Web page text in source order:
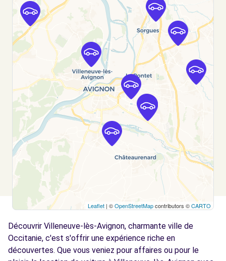
Free2move Rent - SA MIDI AUTO 84 -
MONTFAVET (DS)
7.8
km
350 AVENUE CHARLES VALENTE
MONTFAVET, FR-84, 84140
Voir l'agence
Free2move Rent - BAXA AUTOMOBILES SA -
AVIGNON-MONTFAVET (O)
145, rue J. Demy
AVIGNON MONTFAVET, FR-84, 84140
Free2Move Rent - AUTOCITE -
8.1
km
AVENUE JEAN-BAPTISTE TRON
CHATEAURENARD, 13160
Leaflet | ©OpenStreetMapcontributors ©CARTO
Découvrir Villeneuve-lès-Avignon, charmante ville de
Occitanie, c'est s'offrir une expérience riche en
découvertes. Que vous veniez pour affaires ou pour le